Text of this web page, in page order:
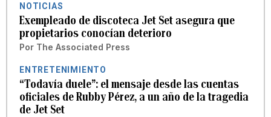
NOTICIAS
Exempleado de discoteca Jet Set asegura que
propietarios conocían deterioro
Por The Associated Press
ENTRETENIMIENTO
“Todavía duele”: el mensaje desde las cuentas
oficiales de Rubby Pérez, a un año de la tragedia
de Jet Set